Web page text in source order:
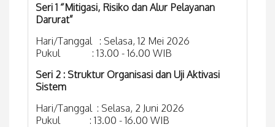
Seri 1 “Mitigasi, Risiko dan Alur Pelayanan
Darurat”
Hari/Tanggal : Selasa, 12 Mei 2026
Pukul : 13.00 - 16.00 WIB
Seri 2 : Struktur Organisasi dan Uji Aktivasi
Sistem
Hari/Tanggal : Selasa, 2 Juni 2026
Pukul : 13.00 - 16.00 WIB